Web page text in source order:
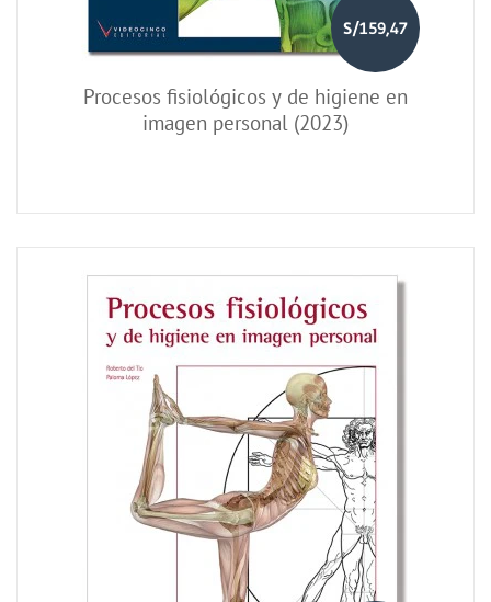
S/159,47
Procesos fisiológicos y de higiene en
imagen personal (2023)